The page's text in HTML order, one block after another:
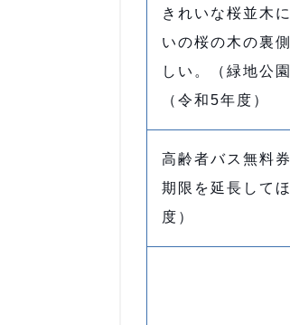
きれいな桜並木
いの桜の木の裏
しい。（緑地公
（令和5年度）
高齢者バス無料
期限を延長して
度）